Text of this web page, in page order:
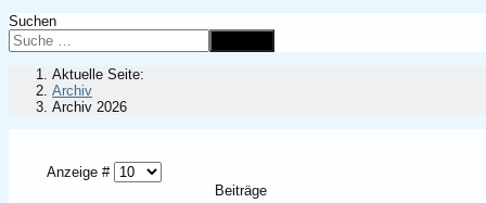
Suchen
Aktuelle Seite:
Archiv
Archiv 2026
Anzeige #
Beiträge